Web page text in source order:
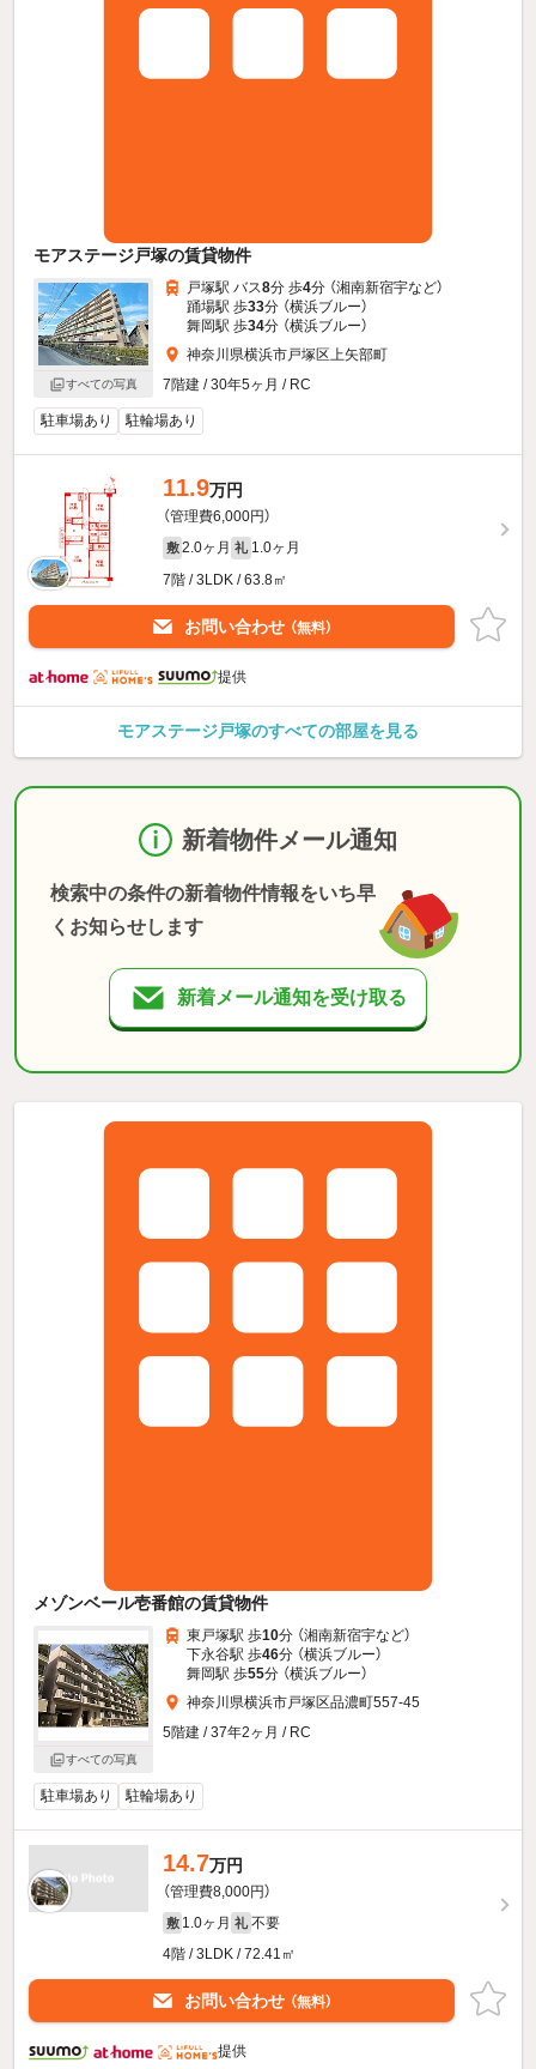
モアステージ戸塚の賃貸物件
すべての写真
戸塚駅 バス8分 歩4分 （湘南新宿宇など）
踊場駅 歩33分 （横浜ブルー）
舞岡駅 歩34分 （横浜ブルー）
神奈川県横浜市戸塚区上矢部町
7階建 / 30年5ヶ月 / RC
駐車場あり 駐輪場あり
11.9万円
（管理費6,000円）
敷 2.0ヶ月 礼 1.0ヶ月
7階 / 3LDK / 63.8㎡
お問い合わせ （無料）
提供
モアステージ戸塚のすべての部屋を見る
新着物件メール通知
検索中の条件の新着物件情報をいち早
くお知らせします
新着メール通知を受け取る
メゾンベール壱番館の賃貸物件
すべての写真
東戸塚駅 歩10分 （湘南新宿宇など）
下永谷駅 歩46分 （横浜ブルー）
舞岡駅 歩55分 （横浜ブルー）
神奈川県横浜市戸塚区品濃町557-45
5階建 / 37年2ヶ月 / RC
駐車場あり 駐輪場あり
14.7万円
（管理費8,000円）
敷 1.0ヶ月 礼 不要
4階 / 3LDK / 72.41㎡
お問い合わせ （無料）
提供